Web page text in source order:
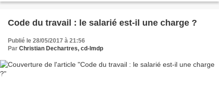
Code du travail : le salarié est-il une charge ?
Publié le 28/05/2017 à 21:56
Par Christian Dechartres, cd-lmdp